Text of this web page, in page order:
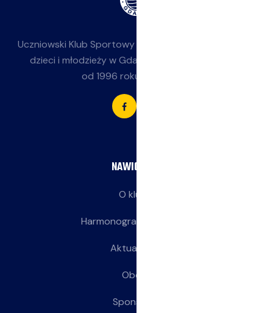
Uczniowski Klub Sportowy
dzieci i młodzieży w Gdańsku-Jasieniu. Działamy
od 1996 roku przy SP 85.
NAWIGACJA
O klubie
Harmonogram treningów
Aktualności
Obozy
Sponsorzy